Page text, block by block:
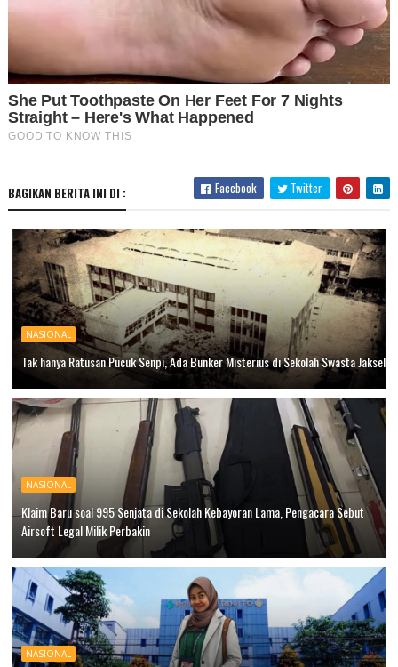
BAGIKAN BERITA INI DI : Facebook Twitter
NASIONAL
Tak hanya Ratusan Pucuk Senpi, Ada Bunker Misterius di Sekolah Swasta Jaksel
NASIONAL
Klaim Baru soal 995 Senjata di Sekolah Kebayoran Lama, Pengacara Sebut
Airsoft Legal Milik Perbakin
NASIONAL